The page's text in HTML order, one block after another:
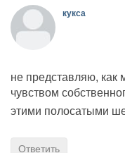
кукса
не представляю, как
чувством
этими полосатыми
Ответить